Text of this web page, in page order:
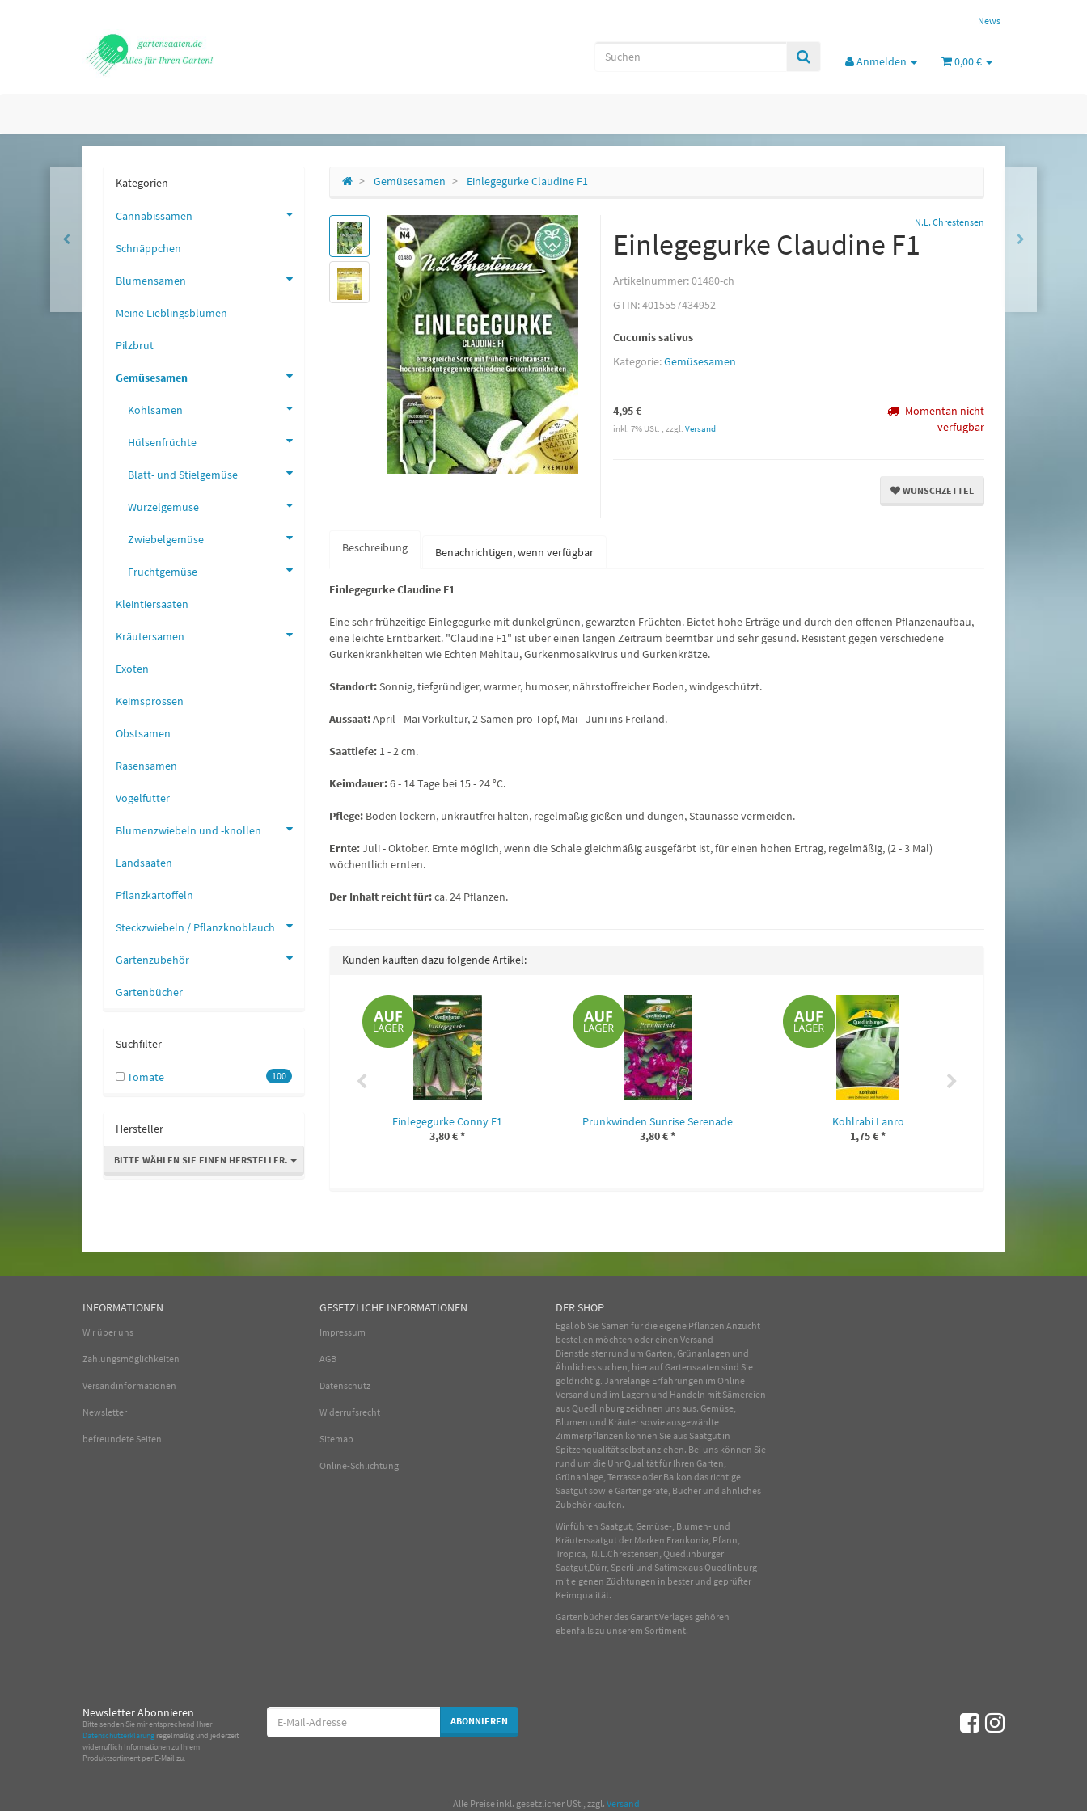
News
Anmelden 0,00 €
Gemüsesamen Einlegegurke Claudine F1
N.L. Chrestensen
Einlegegurke Claudine F1
Artikelnummer:01480-ch
GTIN:4015557434952
Cucumis sativus
Kategorie:Gemüsesamen
4,95 €
inkl. 7% USt. , zzgl. Versand
Momentan nicht
verfügbar
WUNSCHZETTEL
Beschreibung Benachrichtigen, wenn verfügbar
Einlegegurke Claudine F1
Eine sehr frühzeitige Einlegegurke mit dunkelgrünen, gewarzten Früchten. Bietet hohe Erträge und durch den offenen Pflanzenaufbau,
eine leichte Erntbarkeit. "Claudine F1" ist über einen langen Zeitraum beerntbar und sehr gesund. Resistent gegen verschiedene
Gurkenkrankheiten wie Echten Mehltau, Gurkenmosaikvirus und Gurkenkrätze.
Standort:Sonnig, tiefgründiger, warmer, humoser, nährstoffreicher Boden, windgeschützt.
Aussaat:April - Mai Vorkultur, 2 Samen pro Topf, Mai - Juni ins Freiland.
Saattiefe: 1 - 2 cm.
Keimdauer:6 - 14 Tage bei 15 - 24 °C.
Pflege: Boden lockern, unkrautfrei halten, regelmäßig gießen und düngen, Staunässe vermeiden.
Ernte:Juli - Oktober. Ernte möglich, wenn die Schale gleichmäßig ausgefärbt ist, für einen hohen Ertrag, regelmäßig, (2 - 3 Mal)
wöchentlich ernten.
Der Inhalt reicht für:ca. 24 Pflanzen.
Kunden kauften dazu folgende Artikel:
Einlegegurke Conny F1
3,80 €*
Prunkwinden Sunrise Serenade
3,80 €*
Kohlrabi Lanro
1,75 €*
Kategorien
Cannabissamen
Schnäppchen
Blumensamen
Meine Lieblingsblumen
Pilzbrut
Gemüsesamen
Kohlsamen
Hülsenfrüchte
Blatt- und Stielgemüse
Wurzelgemüse
Zwiebelgemüse
Fruchtgemüse
Kleintiersaaten
Kräutersamen
Exoten
Keimsprossen
Obstsamen
Rasensamen
Vogelfutter
Blumenzwiebeln und -knollen
Landsaaten
Pflanzkartoffeln
Steckzwiebeln / Pflanzknoblauch
Gartenzubehör
Gartenbücher
Suchfilter
100
Tomate
Hersteller
BITTE WÄHLEN SIE EINEN HERSTELLER.
INFORMATIONEN
Wir über uns
Zahlungsmöglichkeiten
Versandinformationen
Newsletter
befreundete Seiten
GESETZLICHE INFORMATIONEN
Impressum
AGB
Datenschutz
Widerrufsrecht
Sitemap
Online-Schlichtung
DER SHOP
Egal ob Sie Samen für die eigene Pflanzen Anzucht
bestellen möchten oder einen Versand -
Dienstleister rund um Garten, Grünanlagen und
Ähnliches suchen, hier auf Gartensaaten sind Sie
goldrichtig. Jahrelange Erfahrungen im Online
Versand und im Lagern und Handeln mit Sämereien
aus Quedlinburg zeichnen uns aus. Gemüse,
Blumen und Kräuter sowie ausgewählte
Zimmerpflanzen können Sie aus Saatgut in
Spitzenqualität selbst anziehen. Bei uns können Sie
rund um die Uhr Qualität für Ihren Garten,
Grünanlage, Terrasse oder Balkon das richtige
Saatgut sowie Gartengeräte, Bücher und ähnliches
Zubehör kaufen.
Wir führen Saatgut, Gemüse-, Blumen- und
Kräutersaatgut der Marken Frankonia, Pfann,
Tropica, N.L.Chrestensen, Quedlinburger
Saatgut,Dürr, Sperli und Satimex aus Quedlinburg
mit eigenen Züchtungen in bester und geprüfter
Keimqualität.
Gartenbücher des Garant Verlages gehören
ebenfalls zu unserem Sortiment.
Newsletter Abonnieren
Bitte senden Sie mir entsprechend Ihrer
Datenschutzerklärung regelmäßig und jederzeit
widerruflich Informationen zu Ihrem
Produktsortiment per E-Mail zu.
E-
Mail-
Adresse
ABONNIEREN
Alle Preise inkl. gesetzlicher USt., zzgl. Versand